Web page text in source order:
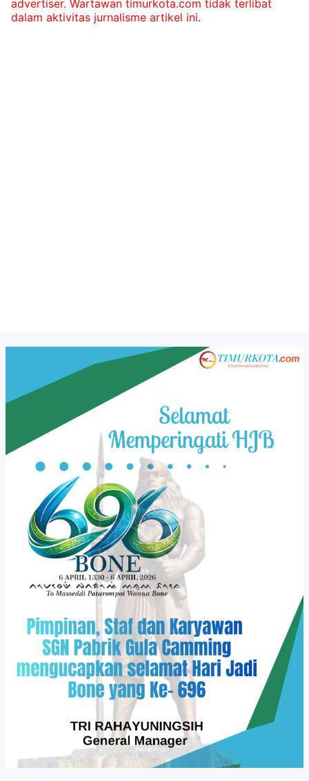
advertiser. Wartawan timurkota.com tidak terlibat
dalam aktivitas jurnalisme artikel ini.